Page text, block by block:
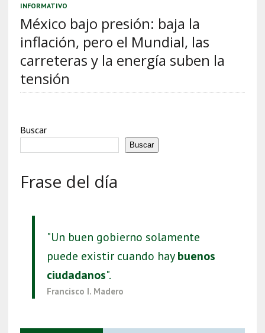
INFORMATIVO
México bajo presión: baja la
inflación, pero el Mundial, las
carreteras y la energía suben la
tensión
Buscar
Buscar
Frase del día
"Un buen gobierno solamente
puede existir cuando haybuenos
ciudadanos".
Francisco I. Madero